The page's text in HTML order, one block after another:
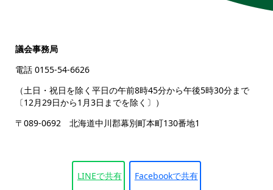
議会事務局
電話 0155-54-6626
（土日・祝日を除く平日の午前8時45分から午後5時30分まで
〔12月29日から1月3日までを除く〕）
〒089-0692 北海道中川郡幕別町本町130番地1
LINEで共有 Facebookで共有